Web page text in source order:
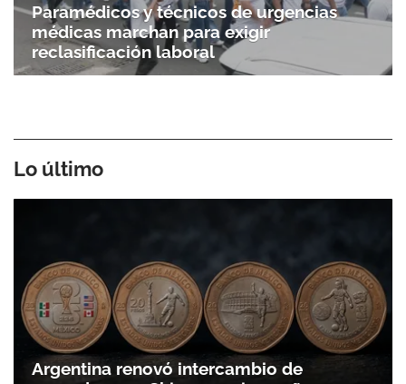
Paramédicos y técnicos de urgencias
médicas marchan para exigir
reclasificación laboral
Lo último
Argentina renovó intercambio de